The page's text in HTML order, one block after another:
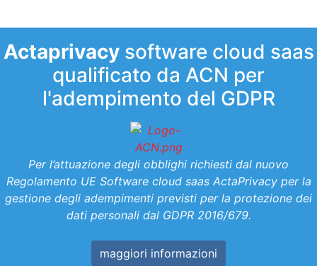
Actaprivacysoftware cloud saas
qualificato da ACN per
l'adempimento del GDPR
Per l’attuazione degli obblighi richiesti dal nuovo
Regolamento UE Software cloud saas ActaPrivacy per la
gestione degli adempimenti previsti per la protezione dei
dati personali dal GDPR 2016/679.
maggiori informazioni